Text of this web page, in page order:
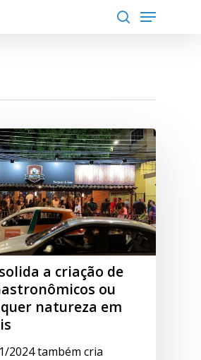
Menu
a criação de
ou
natureza em
2024 também cria